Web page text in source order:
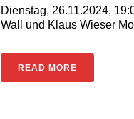
Dienstag, 26.11.2024,
Wall und Klaus Wieser
READ MORE